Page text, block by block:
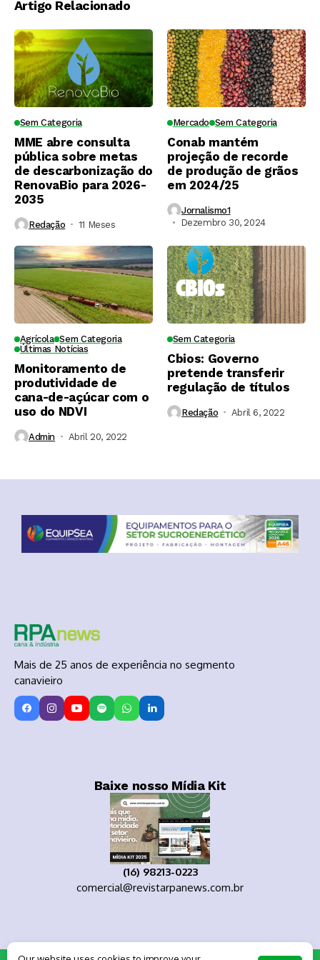
Artigo Relacionado
Sem Categoria
MME abre consulta
pública sobre metas
de descarbonização do
RenovaBio para 2026-
2035
Redação 11 Meses ⁮
Mercado Sem Categoria
Conab mantém
projeção de recorde
de produção de grãos
em 2024/25
Jornalismo1
Dezembro 30, 2024
Agrícola Sem Categoria
Últimas Notícias
Monitoramento de
produtividade de
cana-de-açúcar com o
uso do NDVI
Admin Abril 20, 2022
Sem Categoria
Cbios: Governo
pretende transferir
regulação de títulos
Redação Abril 6, 2022
Mais de 25 anos de experiência no segmento
canavieiro
Baixe nosso Mídia Kit
(16) 98213-0223
comercial@revistarpanews.com.br